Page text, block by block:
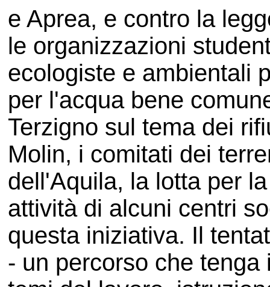
e Aprea, e contro la
le organizzazioni
ecologiste e ambientali
per l'acqua bene
Terzigno sul tema dei
Molin, i comitati dei
dell'Aquila, la lotta per
attività di alcuni centri
questa iniziativa. Il
- un percorso che